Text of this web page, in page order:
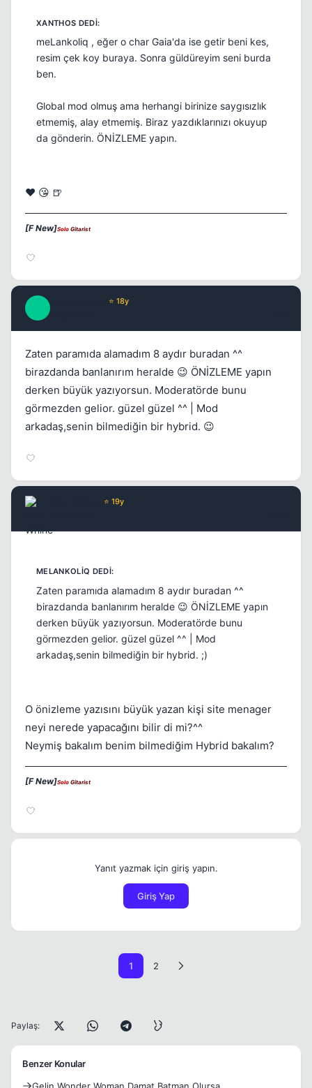
meLankoliq , eğer o char Gaia'da ise getir beni kes,
resim çek koy buraya. Sonra güldüreyim seni burda
ben.
Global mod olmuş ama herhangi birinize saygısızlık
etmemiş, alay etmemiş. Biraz yazdıklarınızı okuyup
da gönderin. ÖNİZLEME yapın.
❤️ 😘 🍺
[F New]Solo Gitarist
⭐ 18y
Zaten paramıda alamadım 8 aydır buradan ^^
birazdanda banlanırım heralde 😉 ÖNİZLEME yapın
derken büyük yazıyorsun. Moderatörde bunu
görmezden gelior. güzel güzel ^^ | Mod
arkadaş,senin bilmediğin bir hybrid. 😉
⭐ 19y
Zaten paramıda alamadım 8 aydır buradan ^^
birazdanda banlanırım heralde 😉 ÖNİZLEME yapın
derken büyük yazıyorsun. Moderatörde bunu
görmezden gelior. güzel güzel ^^ | Mod
arkadaş,senin bilmediğin bir hybrid. ;)
O önizleme yazısını büyük yazan kişi site menager
neyi nerede yapacağını bilir di mi?^^
Neymiş bakalım benim bilmediğim Hybrid bakalım?
[F New]Solo Gitarist
Yanıt yazmak için giriş yapın.
Giriş Yap
1 2
Paylaş:
Benzer Konular
Gelin Wonder Woman Damat Batman Olursa